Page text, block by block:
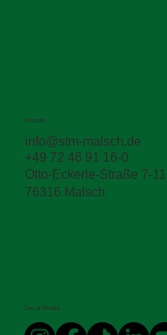
Zwischen den
die Haltbarkeit
Kontakt
info@stm-malsch.de
+49 72 46 91 16-0
Otto-Eckerle-Straße 7-11
76316 Malsch
Social Media